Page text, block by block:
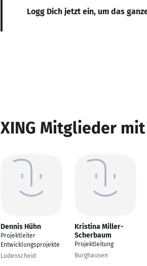
Logg Dich jetzt ein, um das
XING Mitglieder
Dennis Hühn
Projektleiter
Entwicklungsprojekte
Lüdenscheid
Kristina Miller-
Scherbaum
Projektleitung
Burghausen